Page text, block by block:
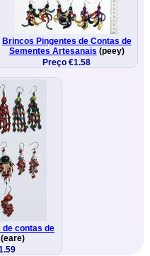
Brincos Pingentes de Contas de
Sementes Artesanais (peey)
Preço €1.58
contas de
(eare)